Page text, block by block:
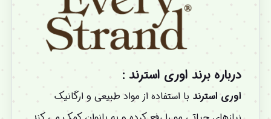
درباره برند اوری استرند :
اوری استرند با استفاده از مواد طبیعی و ارگانیک